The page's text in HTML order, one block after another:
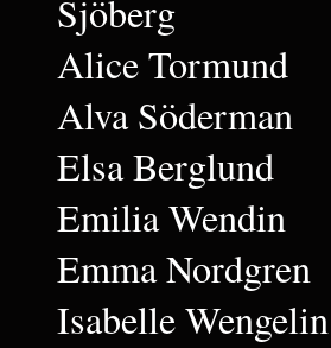
Sjöberg
Alice Tormund
Alva Söderman
Elsa Berglund
Emilia Wendin
Emma Nordgren
Isabelle Wengelin